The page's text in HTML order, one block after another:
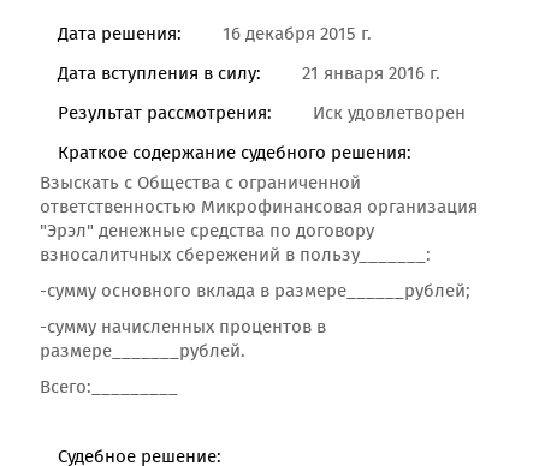
Дата решения:
16 декабря 2015 г.
Дата вступления в силу:
21 января 2016 г.
Результат рассмотрения:
Иск удовлетворен
Краткое содержание судебного решения:
Взыскать с Общества с ограниченной
ответственностью Микрофинансовая организация
"Эрэл" денежные средства по договору
взносалитчных сбережений в пользу_______:
-сумму основного вклада в размере______рублей;
-сумму начисленных процентов в
размере_______рублей.
Всего:_________
Судебное решение: